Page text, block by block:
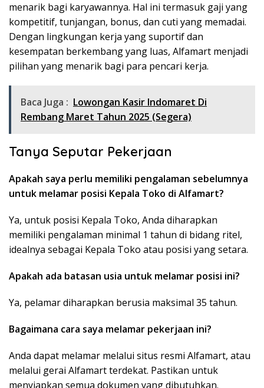
menarik bagi karyawannya. Hal ini termasuk gaji yang
kompetitif, tunjangan, bonus, dan cuti yang memadai.
Dengan lingkungan kerja yang suportif dan
kesempatan berkembang yang luas, Alfamart menjadi
pilihan yang menarik bagi para pencari kerja.
Baca Juga : Lowongan Kasir Indomaret Di
Rembang Maret Tahun 2025 (Segera)
Tanya Seputar Pekerjaan
Apakah saya perlu memiliki pengalaman sebelumnya
untuk melamar posisi Kepala Toko di Alfamart?
Ya, untuk posisi Kepala Toko, Anda diharapkan
memiliki pengalaman minimal 1 tahun di bidang ritel,
idealnya sebagai Kepala Toko atau posisi yang setara.
Apakah ada batasan usia untuk melamar posisi ini?
Ya, pelamar diharapkan berusia maksimal 35 tahun.
Bagaimana cara saya melamar pekerjaan ini?
Anda dapat melamar melalui situs resmi Alfamart, atau
melalui gerai Alfamart terdekat. Pastikan untuk
menyiapkan semua dokumen yang dibutuhkan.